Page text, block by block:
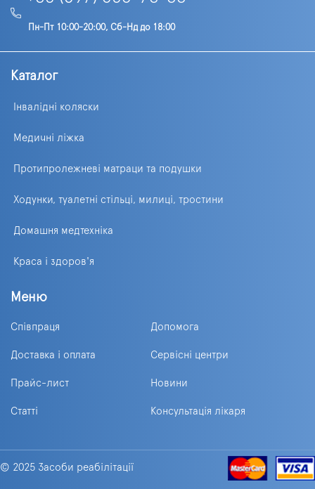
Пн-Пт 10:00-20:00, Сб-Нд до 18:00
Каталог
Інвалідні коляски
Медичні ліжка
Протипролежневі матраци та подушки
Ходунки, туалетні стільці, милиці, тростини
Домашня медтехніка
Краса і здоров'я
Меню
Співпраця Допомога
Доставка і оплата Сервісні центри
Прайс-лист Новини
Статті Консультація лікаря
© 2025 Засоби реабілітації